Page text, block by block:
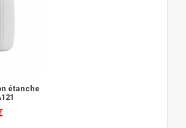
étanche